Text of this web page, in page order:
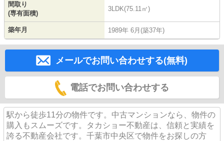
間取り
(専有面積)
3LDK(75.11㎡)
築年月 1989年 6月(築37年)
メールでお問い合わせする(無料)
電話でお問い合わせする
駅から徒歩11分の物件です。中古マンションなら、物件の
購入もスムーズです。タカショー不動産は、信頼と実績を
誇る不動産会社です。千葉市中央区で物件をお探しの方